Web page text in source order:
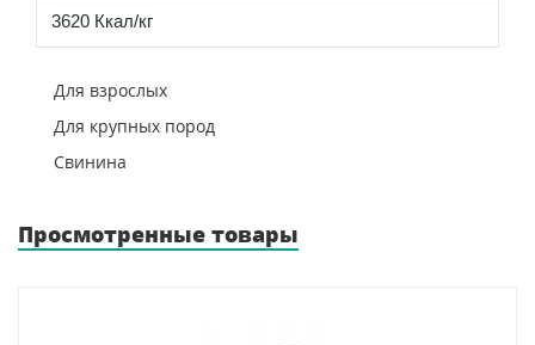
3620 Ккал/кг
Для взрослых
Для крупных пород
Свинина
Просмотренные товары